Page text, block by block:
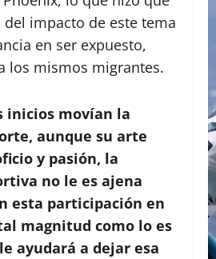
del impacto de este tema
en ser expuesto,
los mismos migrantes.
inicios movían la
aunque su arte
y pasión, la
no le es ajena
esta participación en
magnitud como lo es
ayudará a dejar esa